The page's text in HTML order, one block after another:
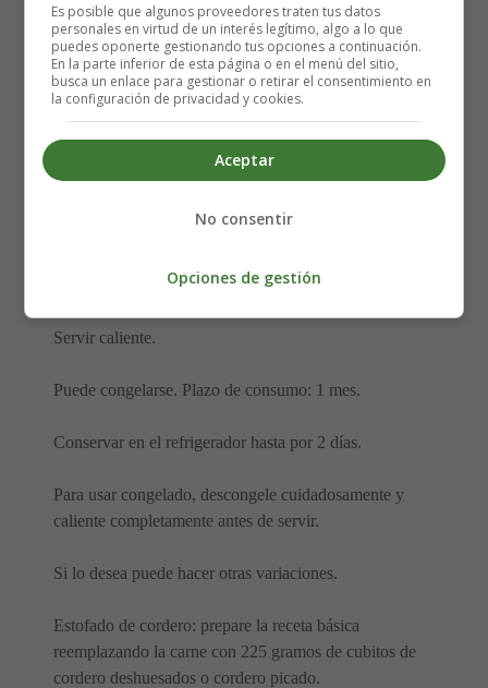
Agregar las zanahorias y papas picadas.
Cubrir, hervir y cocinar a fuego lento durante 20–25
minutos, o hasta que la carne y las verduras estén
cocidas.
Drenar el caldo de cocción y reservarlo.
consistencia requerida.
Servir caliente.
Puede congelarse. Plazo de consumo: 1 mes.
Conservar en el refrigerador hasta por 2 días.
Para usar congelado, descongele cuidadosamente y
caliente completamente antes de servir.
Si lo desea puede hacer otras variaciones.
Estofado de cordero: prepare la receta básica
reemplazando la carne con 225 gramos de cubitos de
cordero deshuesados ​​o cordero picado.
Es posible que algunos proveedores traten tus datos
personales en virtud de un interés legítimo, algo a lo que
puedes oponerte gestionando tus opciones a continuación.
En la parte inferior de esta página o en el menú del sitio,
busca un enlace para gestionar o retirar el consentimiento en
la configuración de privacidad y cookies.
Aceptar
No consentir
Opciones de gestión